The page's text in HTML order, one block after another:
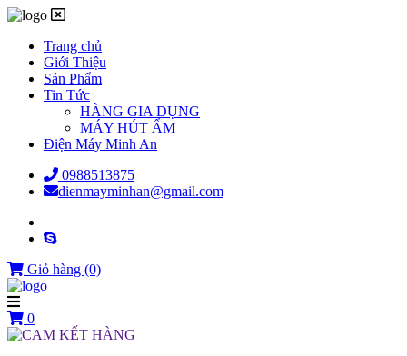
Trang chủ
Giới Thiệu
Sản Phẩm
Tin Tức
HÀNG GIA DỤNG
MÁY HÚT ẨM
Điện Máy Minh An
0988513875
dienmayminhan@gmail.com
Giỏ hàng (0)
0